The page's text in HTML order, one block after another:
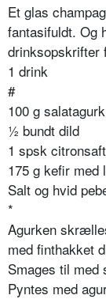
Et glas
fantasifuldt. Og
drinksopskrifter
1 drink
#
100 g salatagurk
½ bundt dild
1 spsk citronsaft
175 g kefir med
Salt og hvid
*
Agurken
med finthakket
Smages til
Pyntes med